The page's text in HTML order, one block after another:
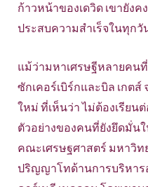
ก้าวหน้าของเดวิด เขายัง
ประสบความสำเร็จในทุกวั
แม้ว่ามหาเศรษฐีหลายคน
ซักเคอร์เบิร์กและบิล เกตส์
ใหม่ ที่เห็นว่า ไม่ต้องเรียน
ตัวอย่างของคนที่ยังยึดมั่น
คณะเศรษฐศาสตร์ มหาวิท
ปริญญาโทด้านการบริหาร